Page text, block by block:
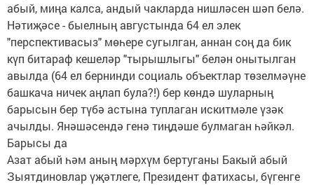
абый, миңа калса, андый чакларда нишләсен шәп белә.
Нәтиҗәсе - быелның августында 64 ел элек
"перспективасыз" мөһере сугылган, аннан соң да бик
күп битараф кешеләр "тырышлыгы" белән онытылган
авылда (64 ел бернинди социаль объектлар төзелмәүне
башкача ничек аңлап була?!) бер көндә шуларның
барысын бер түбә астына туплаган искитмәле үзәк
ачылды. Янәшәсендә генә тиңдәше булмаган һәйкәл.
Барысы да
Азат абый һәм аның мәрхүм бертуганы Бакый абый
Зыятдиновлар үҗәтлеге, Президент фатихасы, бүгенге